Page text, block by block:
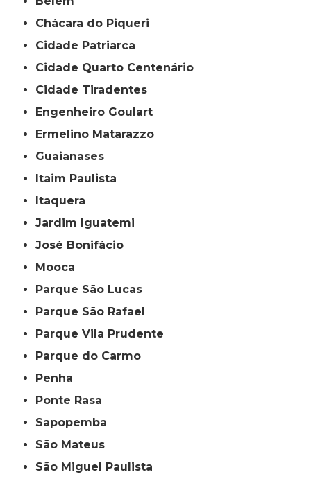
Chácara do Piqueri
Cidade Patriarca
Cidade Quarto Centenário
Cidade Tiradentes
Engenheiro Goulart
Ermelino Matarazzo
Guaianases
Itaim Paulista
Itaquera
Jardim Iguatemi
José Bonifácio
Mooca
Parque São Lucas
Parque São Rafael
Parque Vila Prudente
Parque do Carmo
Penha
Ponte Rasa
Sapopemba
São Mateus
São Miguel Paulista